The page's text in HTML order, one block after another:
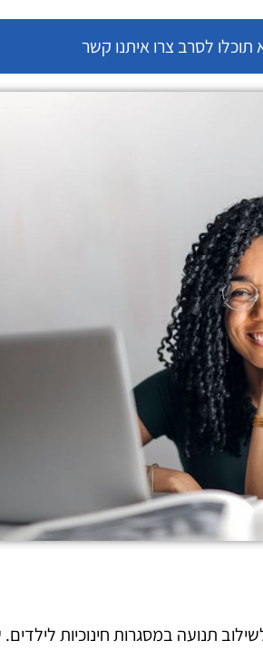
לסרב צרו איתנו קשר
תנועה במסגרות חינוכיות